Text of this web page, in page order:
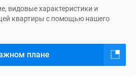
видовые характеристики и
квартиры с помощью нашего
плане